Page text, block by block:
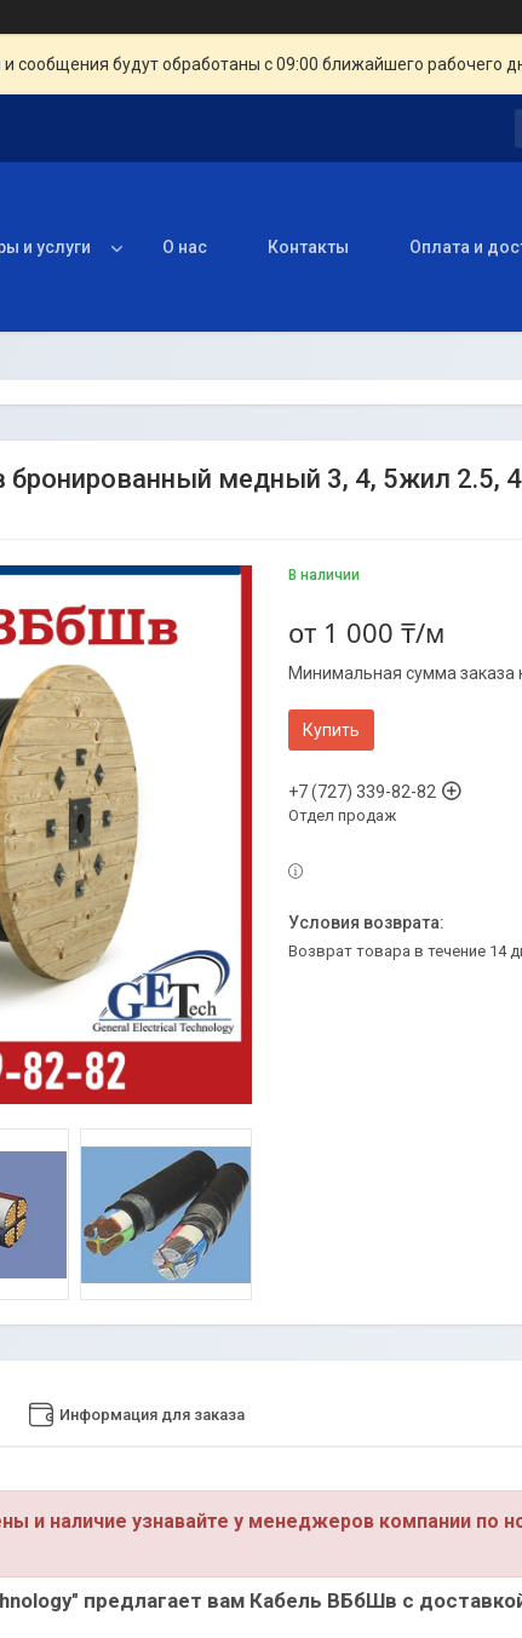
сообщения будут обработаны с 09:00 ближайшего рабочего
и услуги О нас Контакты Оплата и
медный 3, 4, 5жил 2.5,
В наличии
от 1 000 ₸/м
Минимальная сумма заказа
Купить
+7 (727) 339-82-82
Отдел продаж
возврат товара в течение 14
Информация для заказа
и наличие узнавайте у менеджеров компании по
предлагает вам Кабель ВБбШв с